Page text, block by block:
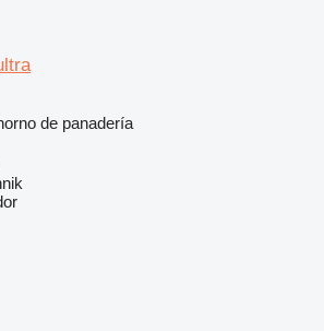
de panadería